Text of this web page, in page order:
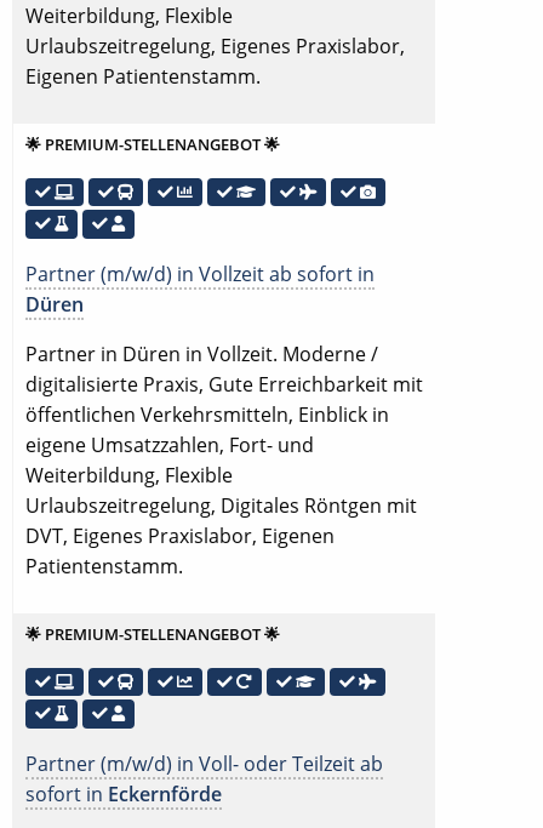
Weiterbildung, Flexible
Urlaubszeitregelung, Eigenes Praxislabor,
Eigenen Patientenstamm.
🌟 PREMIUM-STELLENANGEBOT 🌟
Partner (m/w/d) in Vollzeit ab sofort in
Düren
Partner in Düren in Vollzeit. Moderne /
digitalisierte Praxis, Gute Erreichbarkeit mit
öffentlichen Verkehrsmitteln, Einblick in
eigene Umsatzzahlen, Fort- und
Weiterbildung, Flexible
Urlaubszeitregelung, Digitales Röntgen mit
DVT, Eigenes Praxislabor, Eigenen
Patientenstamm.
🌟 PREMIUM-STELLENANGEBOT 🌟
Partner (m/w/d) in Voll- oder Teilzeit ab
sofort in Eckernförde